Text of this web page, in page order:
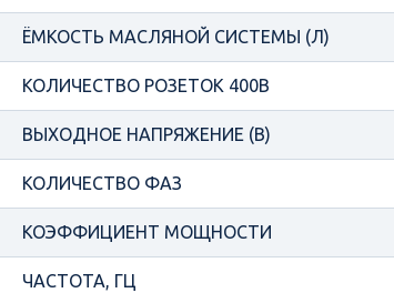
ЁМКОСТЬ МАСЛЯНОЙ СИСТЕМЫ (Л)
КОЛИЧЕСТВО РОЗЕТОК 400В
ВЫХОДНОЕ НАПРЯЖЕНИЕ (В)
КОЛИЧЕСТВО ФАЗ
КОЭФФИЦИЕНТ МОЩНОСТИ
ЧАСТОТА, ГЦ